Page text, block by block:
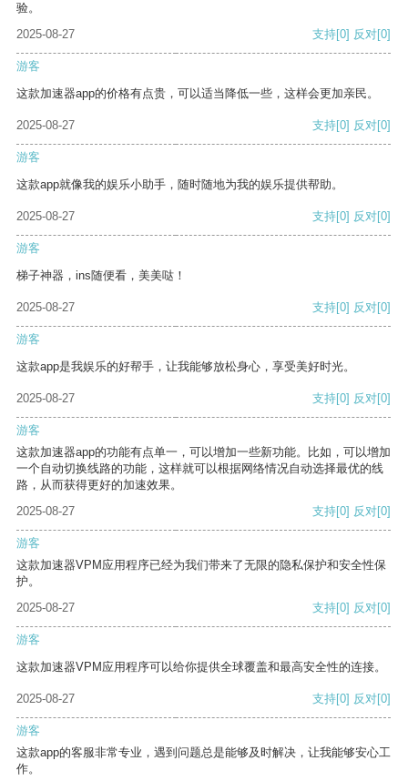
验。
2025-08-27
支持[0] 反对[0]
游客
这款加速器app的价格有点贵，可以适当降低一些，这样会更加亲民。
2025-08-27 支持[0] 反对[0]
游客
这款app就像我的娱乐小助手，随时随地为我的娱乐提供帮助。
2025-08-27 支持[0] 反对[0]
游客
梯子神器，ins随便看，美美哒！
2025-08-27 支持[0] 反对[0]
游客
这款app是我娱乐的好帮手，让我能够放松身心，享受美好时光。
2025-08-27 支持[0] 反对[0]
游客
这款加速器app的功能有点单一，可以增加一些新功能。比如，可以增加
一个自动切换线路的功能，这样就可以根据网络情况自动选择最优的线
路，从而获得更好的加速效果。
2025-08-27
支持[0] 反对[0]
游客
这款加速器VPM应用程序已经为我们带来了无限的隐私保护和安全性保
护。
2025-08-27
支持[0] 反对[0]
游客
这款加速器VPM应用程序可以给你提供全球覆盖和最高安全性的连接。
2025-08-27 支持[0] 反对[0]
游客
这款app的客服非常专业，遇到问题总是能够及时解决，让我能够安心工
作。